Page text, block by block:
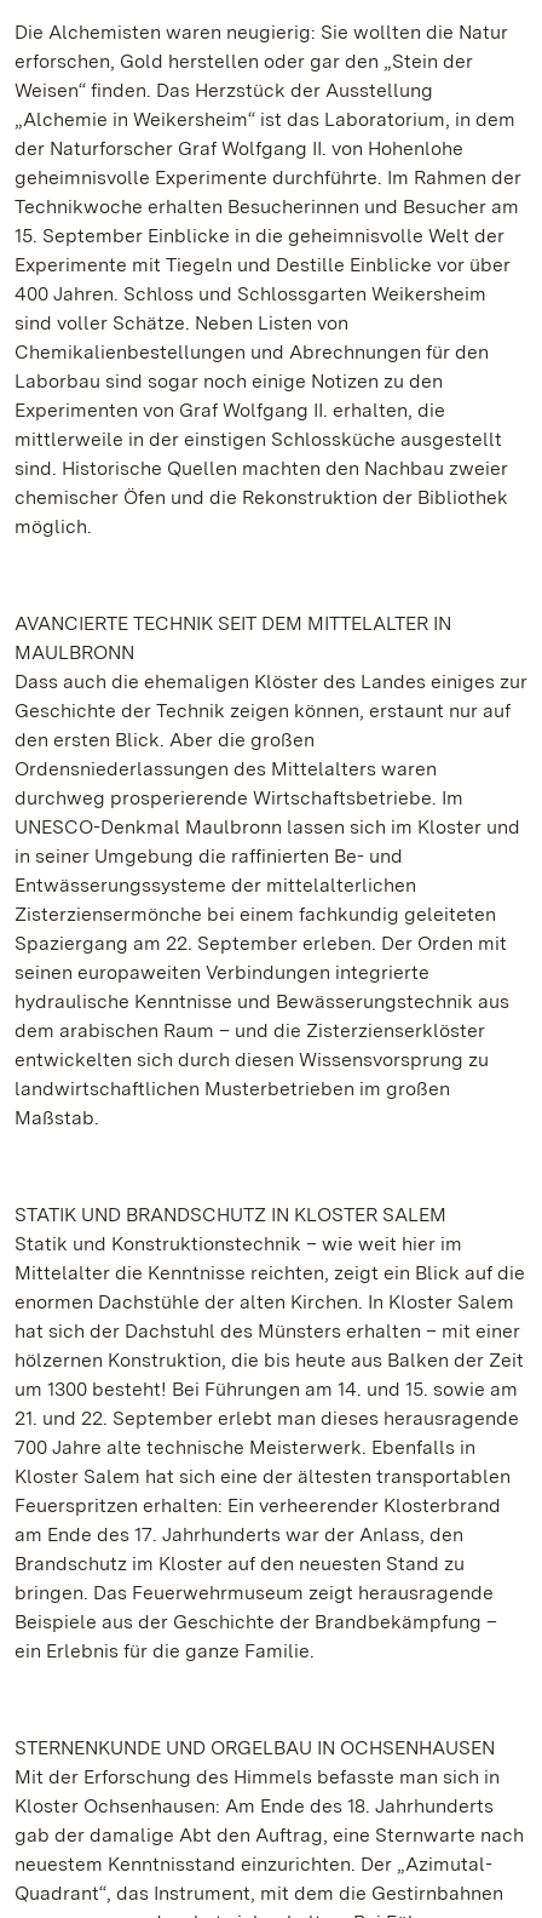
Die Alchemisten waren neugierig: Sie wollten die Natur
erforschen, Gold herstellen oder gar den „Stein der
Weisen“ finden. Das Herzstück der Ausstellung
„Alchemie in Weikersheim“ ist das Laboratorium, in dem
der Naturforscher Graf Wolfgang II. von Hohenlohe
geheimnisvolle Experimente durchführte. Im Rahmen der
Technikwoche erhalten Besucherinnen und Besucher am
15. September Einblicke in die geheimnisvolle Welt der
Experimente mit Tiegeln und Destille Einblicke vor über
400 Jahren. Schloss und Schlossgarten Weikersheim
sind voller Schätze. Neben Listen von
Chemikalienbestellungen und Abrechnungen für den
Laborbau sind sogar noch einige Notizen zu den
Experimenten von Graf Wolfgang II. erhalten, die
mittlerweile in der einstigen Schlossküche ausgestellt
sind. Historische Quellen machten den Nachbau zweier
chemischer Öfen und die Rekonstruktion der Bibliothek
möglich.
AVANCIERTE TECHNIK SEIT DEM MITTELALTER IN
MAULBRONN
Dass auch die ehemaligen Klöster des Landes einiges zur
Geschichte der Technik zeigen können, erstaunt nur auf
den ersten Blick. Aber die großen
Ordensniederlassungen des Mittelalters waren
durchweg prosperierende Wirtschaftsbetriebe. Im
UNESCO-Denkmal Maulbronn lassen sich im Kloster und
in seiner Umgebung die raffinierten Be- und
Entwässerungssysteme der mittelalterlichen
Zisterziensermönche bei einem fachkundig geleiteten
Spaziergang am 22. September erleben. Der Orden mit
seinen europaweiten Verbindungen integrierte
hydraulische Kenntnisse und Bewässerungstechnik aus
dem arabischen Raum – und die Zisterzienserklöster
entwickelten sich durch diesen Wissensvorsprung zu
landwirtschaftlichen Musterbetrieben im großen
Maßstab.
STATIK UND BRANDSCHUTZ IN KLOSTER SALEM
Statik und Konstruktionstechnik – wie weit hier im
Mittelalter die Kenntnisse reichten, zeigt ein Blick auf die
enormen Dachstühle der alten Kirchen. In Kloster Salem
hat sich der Dachstuhl des Münsters erhalten – mit einer
hölzernen Konstruktion, die bis heute aus Balken der Zeit
um 1300 besteht! Bei Führungen am 14. und 15. sowie am
21. und 22. September erlebt man dieses herausragende
700 Jahre alte technische Meisterwerk. Ebenfalls in
Kloster Salem hat sich eine der ältesten transportablen
Feuerspritzen erhalten: Ein verheerender Klosterbrand
am Ende des 17. Jahrhunderts war der Anlass, den
Brandschutz im Kloster auf den neuesten Stand zu
bringen. Das Feuerwehrmuseum zeigt herausragende
Beispiele aus der Geschichte der Brandbekämpfung –
ein Erlebnis für die ganze Familie.
STERNENKUNDE UND ORGELBAU IN OCHSENHAUSEN
Mit der Erforschung des Himmels befasste man sich in
Kloster Ochsenhausen: Am Ende des 18. Jahrhunderts
gab der damalige Abt den Auftrag, eine Sternwarte nach
neuestem Kenntnisstand einzurichten. Der „Azimutal-
Quadrant“, das Instrument, mit dem die Gestirnbahnen